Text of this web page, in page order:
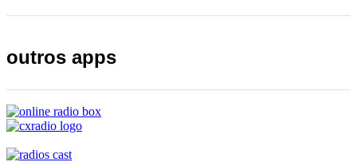
outros apps